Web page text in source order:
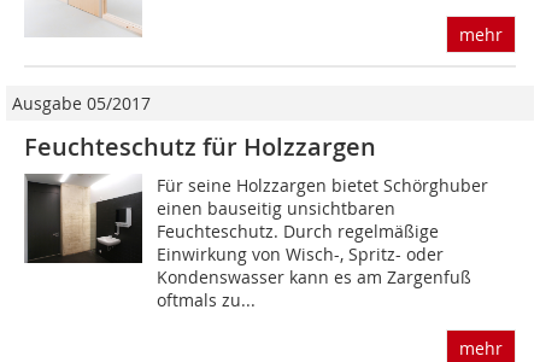
mehr
Ausgabe 05/2017
Feuchteschutz für Holzzargen
Für seine Holzzargen bietet Schörghuber
einen bauseitig unsichtbaren
Feuchteschutz. Durch regelmäßige
Einwirkung von Wisch-, Spritz- oder
Kondenswasser kann es am Zargenfuß
oftmals zu...
mehr